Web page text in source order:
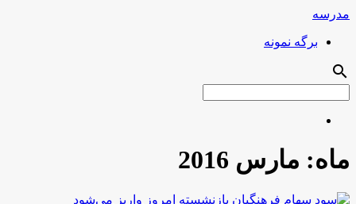
مدرسه
برگه نمونه
search
ماه: مارس 2016